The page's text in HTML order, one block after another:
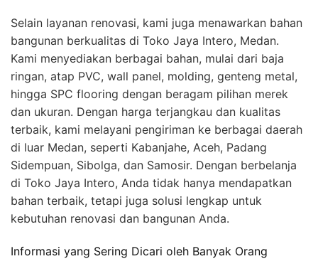
Selain layanan renovasi, kami juga menawarkan bahan
bangunan berkualitas di Toko Jaya Intero, Medan.
Kami menyediakan berbagai bahan, mulai dari baja
ringan, atap PVC, wall panel, molding, genteng metal,
hingga SPC flooring dengan beragam pilihan merek
dan ukuran. Dengan harga terjangkau dan kualitas
terbaik, kami melayani pengiriman ke berbagai daerah
di luar Medan, seperti Kabanjahe, Aceh, Padang
Sidempuan, Sibolga, dan Samosir. Dengan berbelanja
di Toko Jaya Intero, Anda tidak hanya mendapatkan
bahan terbaik, tetapi juga solusi lengkap untuk
kebutuhan renovasi dan bangunan Anda.
Informasi yang Sering Dicari oleh Banyak Orang